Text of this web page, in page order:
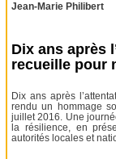
Jean-Marie Philibert
Dix ans après
recueille pour
Dix ans après
rendu un hommage
juillet 2016. Une
la résilience, en
autorités locales et